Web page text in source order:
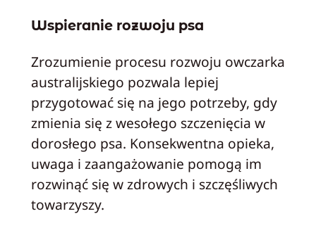
Wspieranie rozwoju psa
Zrozumienie procesu rozwoju owczarka
australijskiego pozwala lepiej
przygotować się na jego potrzeby, gdy
zmienia się z wesołego szczenięcia w
dorosłego psa. Konsekwentna opieka,
uwaga i zaangażowanie pomogą im
rozwinąć się w zdrowych i szczęśliwych
towarzyszy.